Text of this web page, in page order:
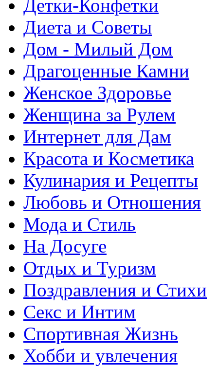
Детки-Конфетки
Диета и Советы
Дом - Милый Дом
Драгоценные Камни
Женское Здоровье
Женщина за Рулем
Интернет для Дам
Красота и Косметика
Кулинария и Рецепты
Любовь и Отношения
Мода и Стиль
На Досуге
Отдых и Туризм
Поздравления и Стихи
Секс и Интим
Спортивная Жизнь
Хобби и увлечения